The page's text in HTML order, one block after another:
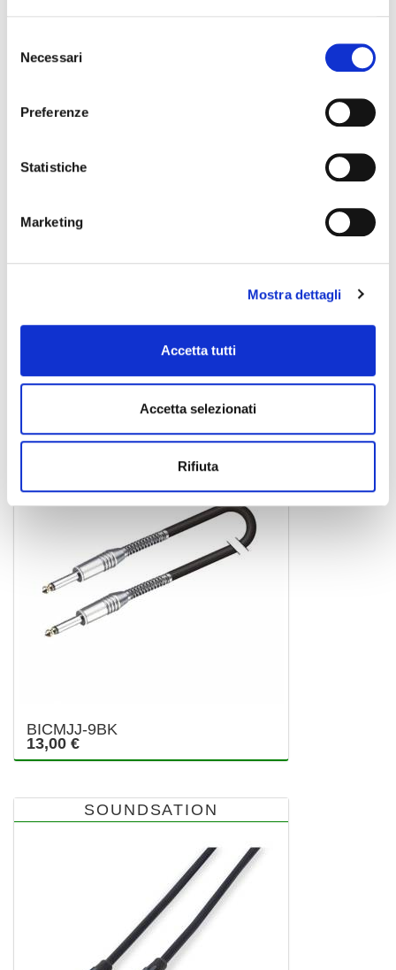
delNecessari
Preferenze
Statistiche
Marketing
Mostra dettagli
Accetta tutti
Accetta selezionati
Rifiuta
BICMJJ-9BK
13,00 €
SOUNDSATION